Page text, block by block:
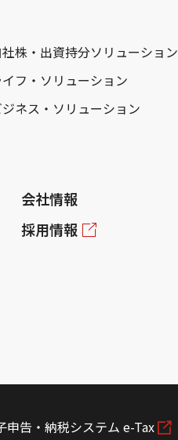
社株・出資持分ソリューション
イフ・ソリューション
ジネス・ソリューション
会社情報
採用情報
申告・納税システム e-Tax